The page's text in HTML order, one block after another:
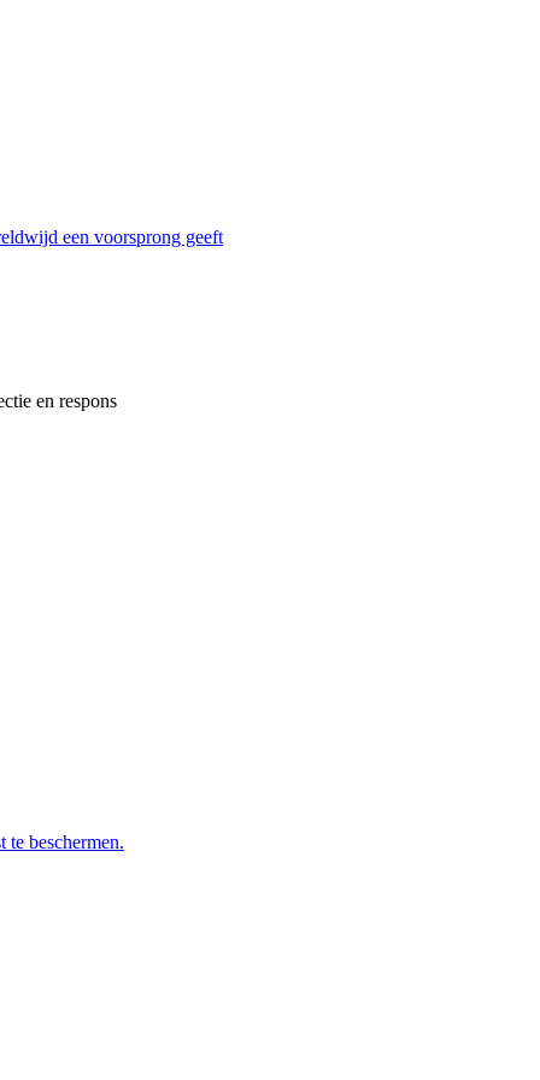
een voorsprong geeft
en respons
beschermen.